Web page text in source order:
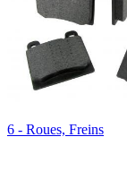
6 - Roues, Freins